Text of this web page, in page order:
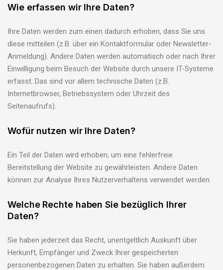
Wie erfassen wir Ihre Daten?
Ihre Daten werden zum einen dadurch erhoben, dass Sie uns
diese mitteilen (z.B. über ein Kontaktformular oder Newsletter-
Anmeldung). Andere Daten werden automatisch oder nach Ihrer
Einwilligung beim Besuch der Website durch unsere IT-Systeme
erfasst. Das sind vor allem technische Daten (z.B.
Internetbrowser, Betriebssystem oder Uhrzeit des
Seitenaufrufs).
Wofür nutzen wir Ihre Daten?
Ein Teil der Daten wird erhoben, um eine fehlerfreie
Bereitstellung der Website zu gewährleisten. Andere Daten
können zur Analyse Ihres Nutzerverhaltens verwendet werden.
Welche Rechte haben Sie bezüglich Ihrer
Daten?
Sie haben jederzeit das Recht, unentgeltlich Auskunft über
Herkunft, Empfänger und Zweck Ihrer gespeicherten
personenbezogenen Daten zu erhalten. Sie haben außerdem